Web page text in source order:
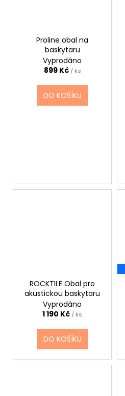
Proline obal na
baskytaru
Vyprodáno
899 Kč / ks
DO KOŠÍKU
ROCKTILE Obal pro
akustickou baskytaru
Vyprodáno
1 190 Kč / ks
DO KOŠÍKU